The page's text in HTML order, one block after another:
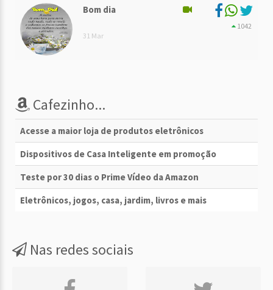
Bom dia
31 Mar
1042
Cafezinho...
Acesse a maior loja de produtos eletrônicos
Dispositivos de Casa Inteligente em promoção
Teste por 30 dias o Prime Vídeo da Amazon
Eletrônicos, jogos, casa, jardim, livros e mais
Nas redes sociais